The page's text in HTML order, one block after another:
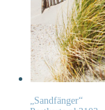
„Sandfänger“